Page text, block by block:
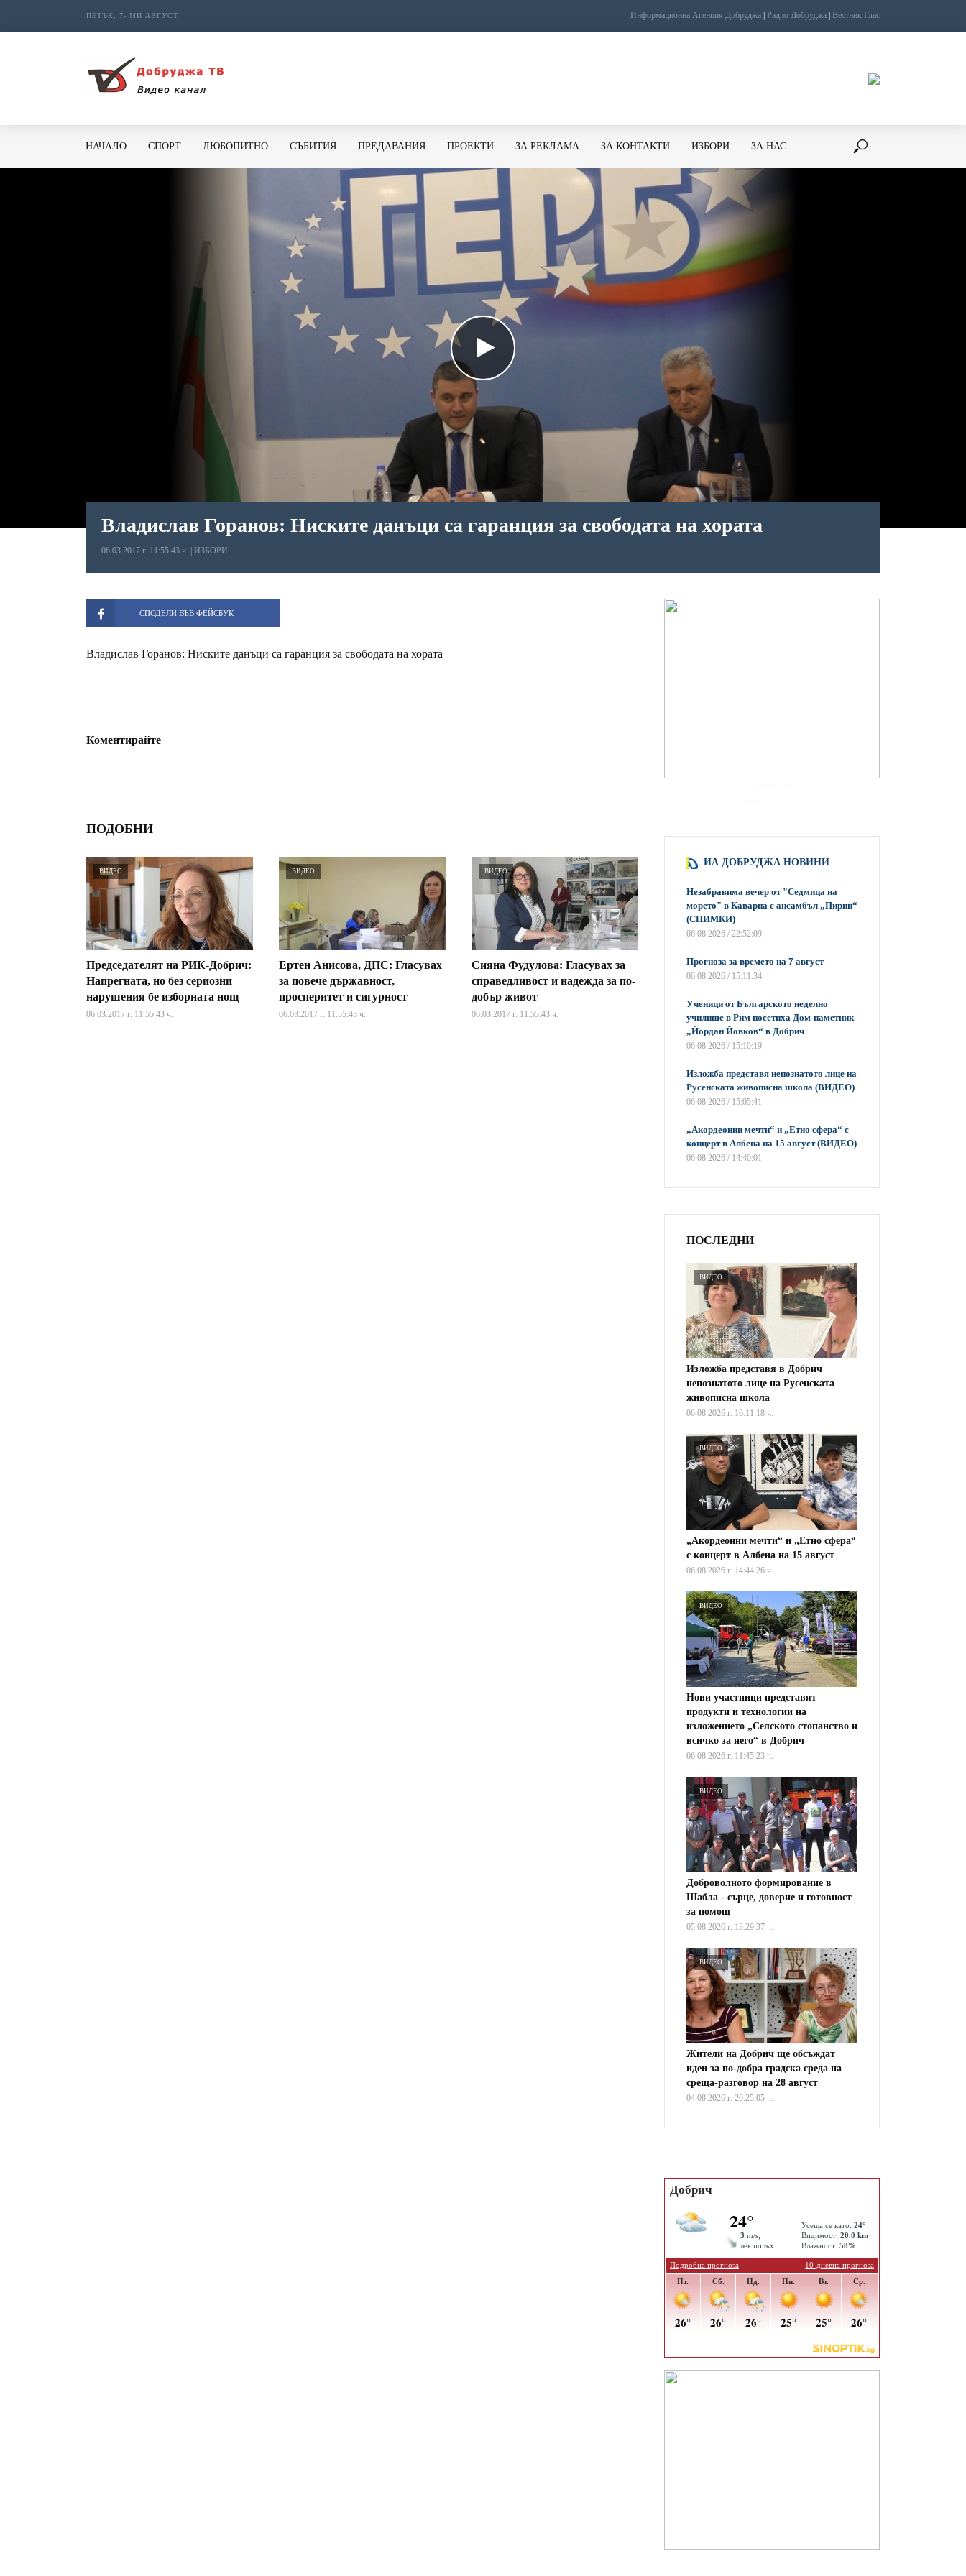
ПЕТЪК, 7- МИ АВГУСТ Информационна Агенция Добруджа Радио Добруджа Вестник Глас
НАЧАЛО СПОРТ ЛЮБОПИТНО СЪБИТИЯ ПРЕДАВАНИЯ ПРОЕКТИ ЗА РЕКЛАМА ЗА КОНТАКТИ ИЗБОРИ ЗА НАС
Владислав Горанов: Ниските данъци са гаранция за свободата на хората
06.03.2017 г. 11:55:43 ч. ИЗБОРИ
СПОДЕЛИ ВЪВ ФЕЙСБУК
Владислав Горанов: Ниските данъци са гаранция за свободата на хората
Коментирайте
ПОДОБНИ
ВИДЕО
Председателят на РИК-Добрич:
Напрегната, но без сериозни
нарушения бе изборната нощ
06.03.2017 г. 11:55:43 ч.
ВИДЕО
Ертен Анисова, ДПС: Гласувах
за повече държавност,
просперитет и сигурност
06.03.2017 г. 11:55:43 ч.
ВИДЕО
Сияна Фудулова: Гласувах за
справедливост и надежда за по-
добър живот
06.03.2017 г. 11:55:43 ч.
ИА ДОБРУДЖА НОВИНИ
Незабравима вечер от "Седмица на
морето" в Каварна с ансамбъл „Пирин“
(СНИМКИ)
06.08.2026 / 22:52:09
Прогноза за времето на 7 август
06.08.2026 / 15:11:34
Ученици от Българското неделно
училище в Рим посетиха Дом-паметник
„Йордан Йовков“ в Добрич
06.08.2026 / 15:10:19
Изложба представя непознатото лице на
Русенската живописна школа (ВИДЕО)
06.08.2026 / 15:05:41
„Акордеонни мечти“ и „Етно сфера“ с
концерт в Албена на 15 август (ВИДЕО)
06.08.2026 / 14:40:01
ПОСЛЕДНИ
ВИДЕО
Изложба представя в Добрич
непознатото лице на Русенската
живописна школа
06.08.2026 г. 16:11:18 ч.
ВИДЕО
„Акордеонни мечти“ и „Етно сфера“
с концерт в Албена на 15 август
06.08.2026 г. 14:44:26 ч.
ВИДЕО
Нови участници представят
продукти и технологии на
изложението „Селското стопанство и
всичко за него“ в Добрич
06.08.2026 г. 11:45:23 ч.
ВИДЕО
Доброволното формирование в
Шабла - сърце, доверие и готовност
за помощ
05.08.2026 г. 13:29:37 ч.
ВИДЕО
Жители на Добрич ще обсъждат
идеи за по-добра градска среда на
среща-разговор на 28 август
04.08.2026 г. 20:25:05 ч.